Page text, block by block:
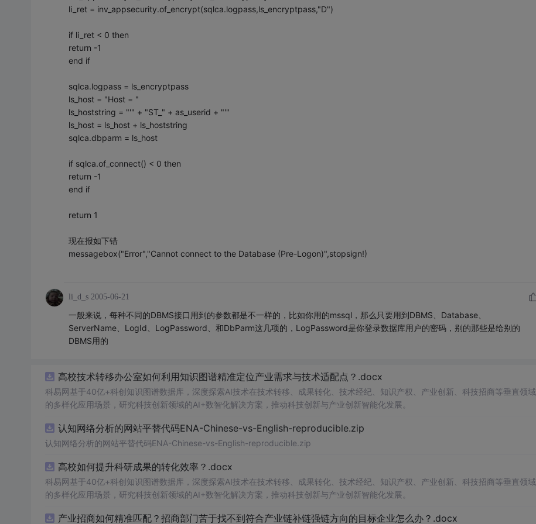
li_ret = inv_appsecurity.of_encrypt(sqlca.logpass,ls_encryptpass,"D")
if li_ret < 0 then
return -1
end if
sqlca.logpass = ls_encryptpass
ls_host = "Host = "
ls_hoststring = "'" + "ST_" + as_userid + "'"
ls_host = ls_host + ls_hoststring
sqlca.dbparm = ls_host
if sqlca.of_connect() < 0 then
return -1
end if
return 1
现在报如下错
messagebox("Error","Cannot connect to the Database (Pre-Logon)",stopsign!)
li_d_s 2005-06-21
一般来说，每种不同的DBMS接口用到的参数都是不一样的，比如你用的mssql，那么只要用到DBMS、Database、
ServerName、LogId、LogPassword、和DbParm这几项的，LogPassword是你登录数据库用户的密码，别的那些是给别的
DBMS用的
高校技术转移办公室如何利用知识图谱精准定位产业需求与技术适配点？.docx
科易网基于40亿+科创知识图谱数据库，深度探索AI技术在技术转移、成果转化、技术经纪、知识产权、产业创新、科技招商等垂直领域
的多样化应用场景，研究科技创新领域的AI+数智化解决方案，推动科技创新与产业创新智能化发展。
认知网络分析的网站平替代码ENA-Chinese-vs-English-reproducible.zip
认知网络分析的网站平替代码ENA-Chinese-vs-English-reproducible.zip
高校如何提升科研成果的转化效率？.docx
科易网基于40亿+科创知识图谱数据库，深度探索AI技术在技术转移、成果转化、技术经纪、知识产权、产业创新、科技招商等垂直领域
的多样化应用场景，研究科技创新领域的AI+数智化解决方案，推动科技创新与产业创新智能化发展。
产业招商如何精准匹配？招商部门苦于找不到符合产业链补链强链方向的目标企业怎么办？.docx